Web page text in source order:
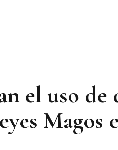
el uso de
Magos